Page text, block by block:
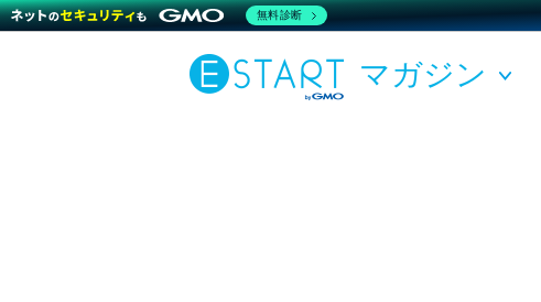
マガジン
無料診断